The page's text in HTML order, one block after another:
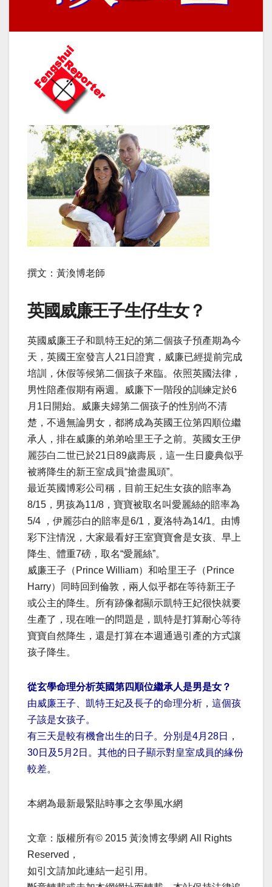
撰文：黃渙博老師
英國威廉王子生仔生女？
英國威廉王子和凱特王妃的第二個孩子預產期為今
天，英國王室發言人21日證實，威廉已經提前完成
培訓，休假等候第二個孩子來臨。依照英國法律，
男性陪產假期有兩週。威廉下一階段的訓練定於6
月1日開始。威廉夫婦第二個孩子的性別尚不清
楚，不過無論男女，都將成為英國王位第四順位繼
承人，排在威廉的弟弟哈里王子之前。 英國女王伊
麗莎白二世已於21日89歲壽辰，這一生日慶典似乎
被將降生的新王室成員“搶盡風頭”。
最近英國博彩公司稱，目前王妃生女孩的賠率為
8/15，男孩為11/8，寶寶被取名叫愛麗絲的賠率為
5/4 ，伊麗莎白的賠率是6/1，夏洛特為14/1。由博
彩下注情況，大家最看好王室寶寶會是女孩、早上
降生、體重7磅，取名“愛麗絲”。
威廉王子（Prince William）和哈里王子（Prince
Harry）同時回到倫敦，兩人似乎都在等待新王子
或公主的降生。所有跡像都顯示凱特王妃很快就要
生產了，現在唯一的問題是，凱特是打算耐心等待
寶寶自然降生，還是打算在本週通過引產的方式讓
孩子降生。
從玄學命理分析英國第四順位繼承人是男是女？
由威廉王子、凱特王妃及長子的命理分析，這個孩
子該是女孩子。
有三天是較有機會出生的日子。分別是4月28日，
30日及5月2日。其他的日子顯示對皇室成員的緣份
較差。
本網為最新最緊貼時事之玄學風水網
文章：版權所有© 2015 黃渙博玄學網 All Rights
Reserved，
如引文請加此連結一起引用。